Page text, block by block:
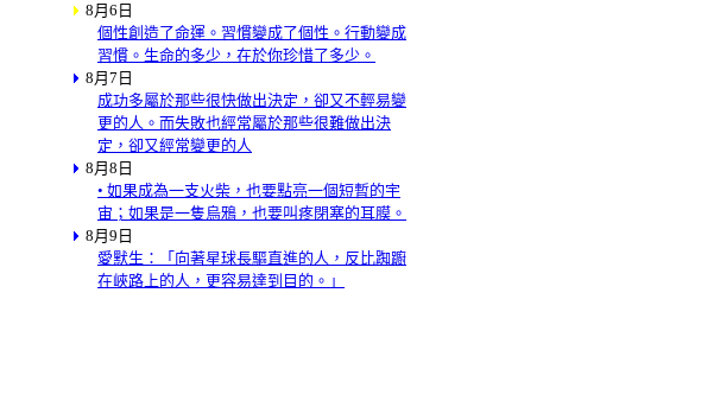
8月6日
個性創造了命運。習慣變成了個性。行動變成
習慣。生命的多少，在於你珍惜了多少。
8月7日
成功多屬於那些很快做出決定，卻又不輕易變
更的人。而失敗也經常屬於那些很難做出決
定，卻又經常變更的人
8月8日
• 如果成為一支火柴，也要點亮一個短暫的宇
宙；如果是一隻烏鴉，也要叫疼閉塞的耳膜。
8月9日
愛默生：「向著星球長驅直進的人，反比踟躕
在峽路上的人，更容易達到目的。」